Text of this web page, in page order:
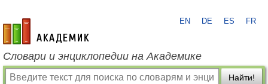
academic.ru
EN DE ES FR
Словари и энциклопедии на Академике
Найти!